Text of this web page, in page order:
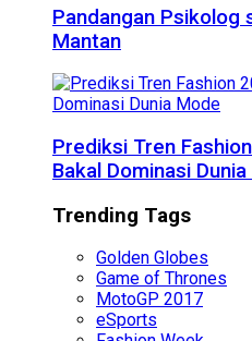
Pandangan Psikolog
Mantan
Prediksi Tren
Bakal Dominasi
Trending Tags
Golden Globes
Game of Thrones
MotoGP 2017
eSports